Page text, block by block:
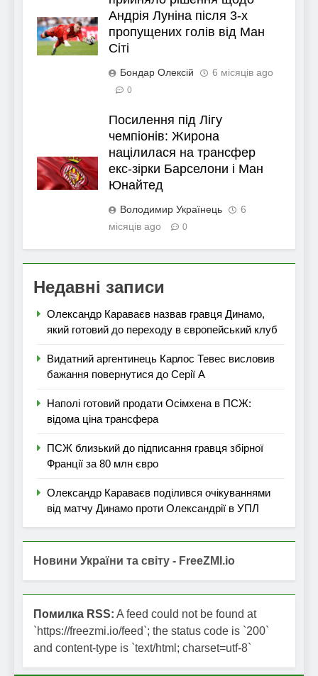
Андрія Луніна після 3-х
пропущених голів від Ман
Сіті
Бондар Олексій 6 місяців ago
0
Посилення під Лігу
чемпіонів: Жирона
націлилася на трансфер
екс-зірки Барселони і Ман
Юнайтед
Володимир Українець
6
місяців ago
0
Недавні записи
Олександр Караваєв назвав гравця Динамо,
який готовий до переходу в європейський клуб
Видатний аргентинець Карлос Тевес висловив
бажання повернутися до Серії А
Наполі готовий продати Осімхена в ПСЖ:
відома ціна трансфера
ПСЖ близький до підписання гравця збірної
Франції за 80 млн євро
Олександр Караваєв поділився очікуваннями
від матчу Динамо проти Олександрії в УПЛ
Новини України та світу - FreeZMI.io
Помилка RSS: A feed could not be found at
`https://freezmi.io/feed`; the status code is `200`
and content-type is `text/html; charset=utf-8`